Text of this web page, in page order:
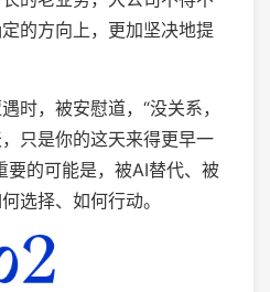
的方向上，更加坚决地提
时，被安慰道，“没关系，
只是你的这天来得更早一
要的可能是，被AI替代、被
选择、如何行动。